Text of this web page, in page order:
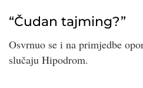
“Čudan tajming?”
Osvrnuo se i na primjedbe
slučaju Hipodrom.